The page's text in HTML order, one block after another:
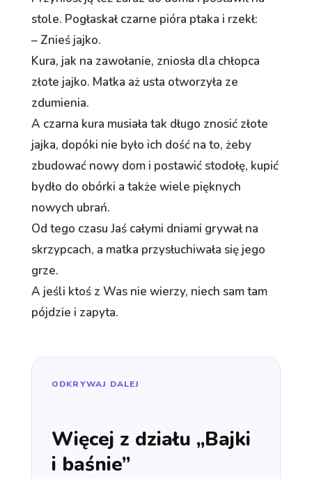
stole. Pogłaskał czarne pióra ptaka i rzekł:
– Znieś jajko.
Kura, jak na zawołanie, zniosła dla chłopca
złote jajko. Matka aż usta otworzyła ze
zdumienia.
A czarna kura musiała tak długo znosić złote
jajka, dopóki nie było ich dość na to, żeby
zbudować nowy dom i postawić stodołę, kupić
bydło do obórki a także wiele pięknych
nowych ubrań.
Od tego czasu Jaś całymi dniami grywał na
skrzypcach, a matka przysłuchiwała się jego
grze.
A jeśli ktoś z Was nie wierzy, niech sam tam
pójdzie i zapyta.
ODKRYWAJ DALEJ
Więcej z działu „Bajki
i baśnie”